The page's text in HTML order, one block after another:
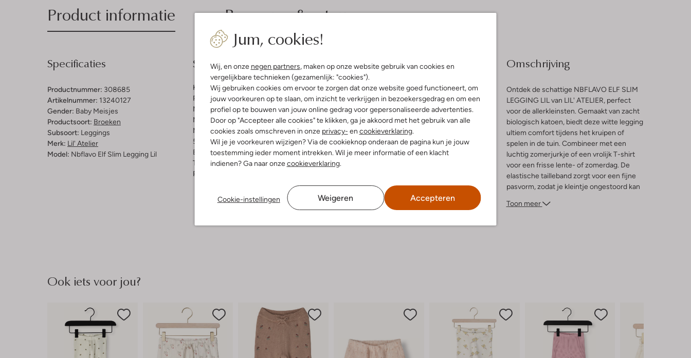
Jum, cookies!
Wij, en onze negen partners, maken op onze website gebruik van cookies en
vergelijkbare technieken (gezamenlijk: "cookies").
Wij gebruiken cookies om ervoor te zorgen dat onze website goed functioneert, om
jouw voorkeuren op te slaan, om inzicht te verkrijgen in bezoekersgedrag en om een
profiel op te bouwen van jouw online gedrag voor gepersonaliseerde advertenties.
Door op "Accepteer alle cookies" te klikken, ga je akkoord met het gebruik van alle
cookies zoals omschreven in onze privacy- en cookieverklaring.
Wil je je voorkeuren wijzigen? Via de cookieknop onderaan de pagina kun je jouw
toestemming ieder moment intrekken. Wil je meer informatie of een klacht
indienen? Ga naar onzecookieverklaring.
Cookie-instellingen Weigeren Accepteren
Product informatie Bezorgen & retourneren
Specificaties
Productnummer: 308685
Artikelnummer: 13240127
Gender: Baby Meisjes
Productsoort: Broeken
Subsoort: Leggings
Merk: Lil' Atelier
Model: Nbflavo Elf Slim Legging Lil
Samenstelling & Pasvorm
Kleur:Wit
Patroon:Bloemen
Materiaal binnenkant:Biologisch Katoen
Materiaal: Katoen
Materiaalpercentages:
57% Biologisch Katoen, 38% Lyocell, 5%
Elastaan
Taillehoogte:Normale Taille
Pasvorm:
Wasvoorschriften
Beperkt wassen op 40 °C
Strijken op maximaal 150 °C
Kan niet in de droogtrommel
Alleen hangend drogen
Niet chemisch reinigen
Omschrijving
Ontdek de schattige NBFLAVO ELF SLIM
LEGGING LIL van LIL' ATELIER, perfect
voor de allerkleinsten. Gemaakt van zacht
biologisch katoen, biedt deze witte legging
ultiem comfort tijdens het kruipen of
spelen in de tuin. Combineer met een
luchtig zomerjurkje of een vrolijk T-shirt
voor een frisse lente- of zomerdag. De
elastische tailleband zorgt voor een fijne
pasvorm, zodat je kleintje ongestoord kan
park of een middagje in de zandbak. Deze
Toon meer
Ook iets voor jou?